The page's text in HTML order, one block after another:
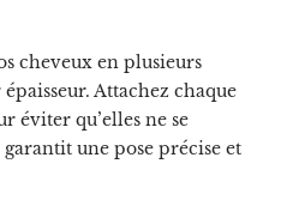
cheveux en plusieurs
Attachez chaque
éviter qu’elles ne se
une pose précise et